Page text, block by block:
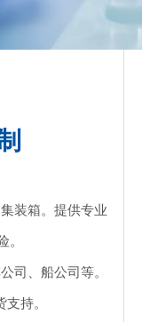
装箱。提供专业
司、船公司等。
持。